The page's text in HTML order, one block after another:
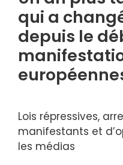
qui a
depuis le
Lois répressives,
manifestants et
les médias